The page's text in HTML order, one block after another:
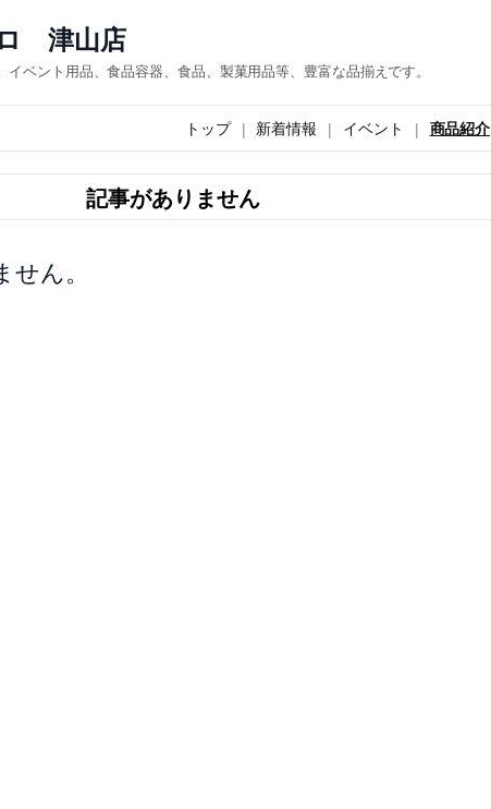
津山店
ベント用品、食品容器、食品、製菓用品等、豊富な品揃えです。
トップ 新着情報 イベント 商品紹介
記事がありません
ん。